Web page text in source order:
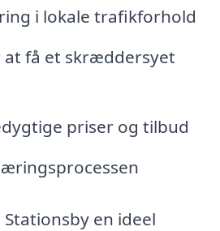
i lokale trafikforhold
at få et skræddersyet
priser og tilbud
en ideel